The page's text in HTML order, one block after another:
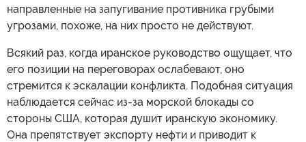
направленные на запугивание противника грубыми
угрозами, похоже, на них просто не действуют.
Всякий раз, когда иранское руководство ощущает, что
его позиции на переговорах ослабевают, оно
стремится к эскалации конфликта. Подобная ситуация
наблюдается сейчас из-за морской блокады со
стороны США, которая душит иранскую экономику.
Она препятствует экспорту нефти и приводит к